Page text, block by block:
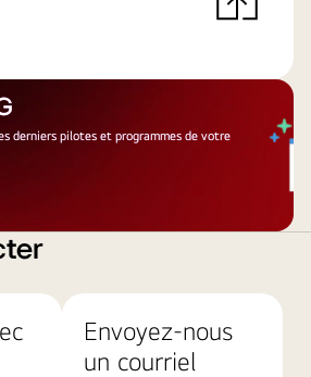
derniers pilotes et programmes de votre
Envoyez-nous
un courriel